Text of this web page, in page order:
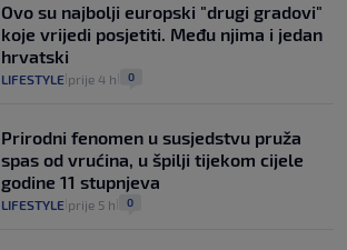
Ovo su najbolji europski "drugi gradovi"
koje vrijedi posjetiti. Među njima i jedan
hrvatski
LIFESTYLE prije 4 h 0
Prirodni fenomen u susjedstvu pruža
spas od vrućina, u špilji tijekom cijele
godine 11 stupnjeva
LIFESTYLE prije 5 h 0